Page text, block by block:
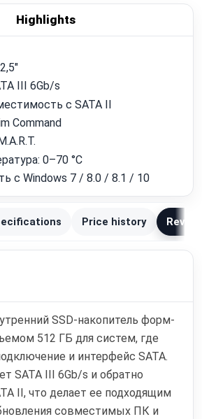
Highlights
III 6Gb/s
с SATA II
Command
0–70 °C
с Windows 7 / 8.0 / 8.1 / 10
Price history
SSD-накопитель форм-
512 ГБ для систем, где
и интерфейс SATA.
SATA III 6Gb/s и обратно
II, что делает ее подходящим
совместимых ПК и